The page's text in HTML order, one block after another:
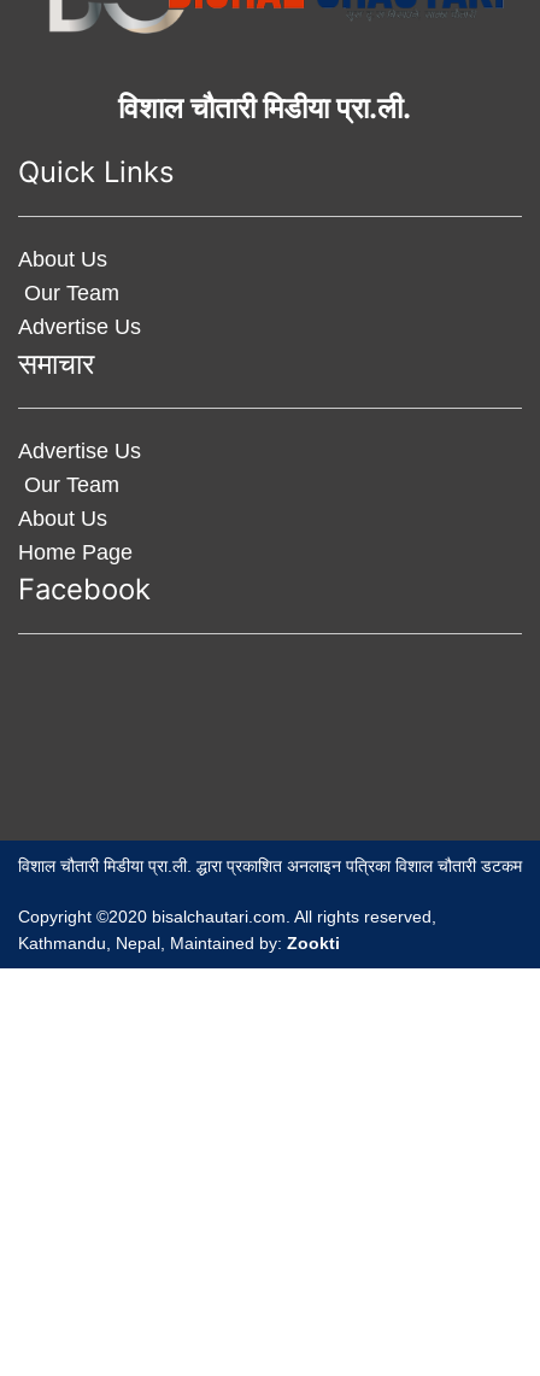
विशाल चौतारी मिडीया प्रा.ली.
Quick Links
About Us
Our Team
Advertise Us
समाचार
Advertise Us
Our Team
About Us
Home Page
Facebook
विशाल चौतारी मिडीया प्रा.ली. द्धारा प्रकाशित अनलाइन पत्रिका विशाल चौतारी डटकम
Copyright ©2020 bisalchautari.com. All rights reserved,
Kathmandu, Nepal, Maintained by: Zookti